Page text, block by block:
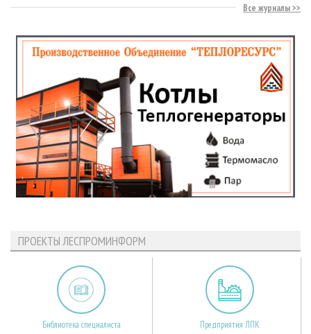
Все журналы
ПРОЕКТЫ ЛЕСПРОМИНФОРМ
Библиотека специалиста Предприятия ЛПК